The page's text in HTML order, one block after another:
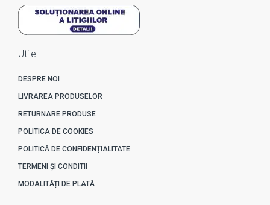
Utile
DESPRE NOI
LIVRAREA PRODUSELOR
RETURNARE PRODUSE
POLITICA DE COOKIES
POLITICĂ DE CONFIDENȚIALITATE
TERMENI ȘI CONDITII
MODALITĂȚI DE PLATĂ